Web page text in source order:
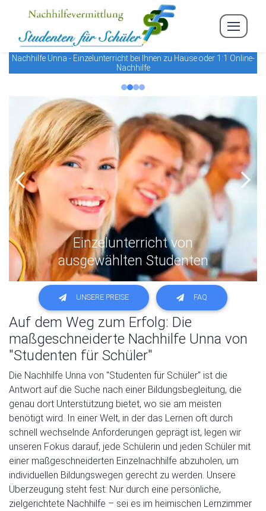
Nachhilfe Unna - Einzelunterricht bei Ihnen zu Hause oder 1:1 Online-
Nachhilfe
Einzelunterricht von
ausgewählten Studenten
Previous Next
UNSERE PREISE FAQ
Auf dem Weg zum Erfolg: Die
maßgeschneiderte Nachhilfe Unna von
"Studenten für Schüler"
Die Nachhilfe Unna von "Studenten für Schüler" ist die
Antwort auf die Suche nach einer Bildungsbegleitung, die
genau dort Unterstützung bietet, wo sie am meisten
benötigt wird. In einer Welt, in der das Lernen oft durch
schnell wechselnde Anforderungen geprägt ist, legen wir
unseren Fokus darauf, jede Schülerin und jeden Schüler mit
einer maßgeschneiderten Einzelnachhilfe abzuholen, um
individuellen Bildungswegen gerecht zu werden. Unsere
Überzeugung steht fest: Nur durch eine persönliche,
zielgerichtete Nachhilfe – sei es im heimischen Lernzimmer